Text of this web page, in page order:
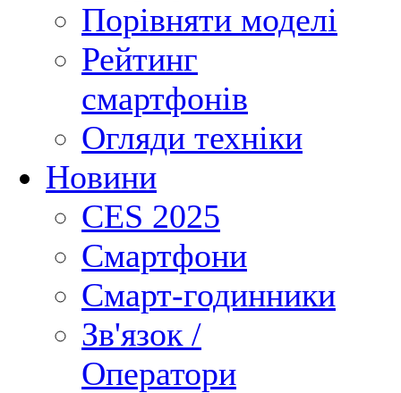
Порівняти моделі
Рейтинг
смартфонів
Огляди техніки
Новини
CES 2025
Смартфони
Смарт-годинники
Зв'язок /
Оператори